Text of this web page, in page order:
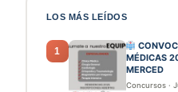
LOS MÁS LEÍDOS
1
MÉDICAS
MERCED
Concursos ·